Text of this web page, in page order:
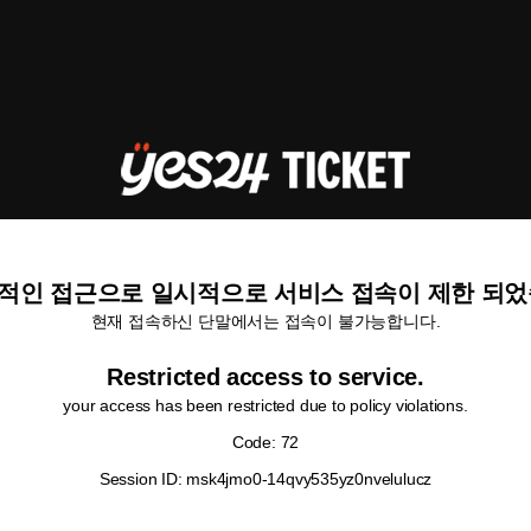
인 접근으로 일시적으로 서비스 접속이 제한 되
현재 접속하신 단말에서는 접속이 불가능합니다.
Restricted access to service.
your access has been restricted due to policy violations.
Code: 72
Session ID: msk4jmo0-14qvy535yz0nvelulucz